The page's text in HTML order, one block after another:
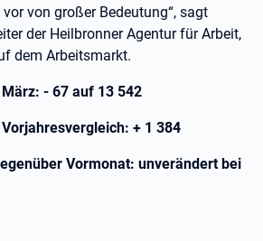
von großer Bedeutung“, sagt
der Heilbronner Agentur für Arbeit,
dem Arbeitsmarkt.
- 67 auf 13 542
+ 1 384
Vormonat: unverändert bei